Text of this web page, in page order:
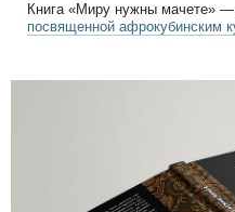
Книга «Миру нужны мачете» —
посвященной афрокубинским